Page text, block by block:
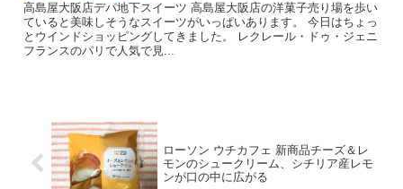
高島屋大阪店デパ地下スイーツ 高島屋大阪店の洋菓子売り場を歩い
ていると美味しそうなスイーツがいっぱいあります。 今日はちょっ
とウインドショッピングしてきました。 レクレール・ドゥ・ジェニ
フランスのパリで人気で見...
ローソン ウチカフェ 新商品チーズ＆レ
モンのシュークリーム、シチリア産レモ
ンが口の中に広がる